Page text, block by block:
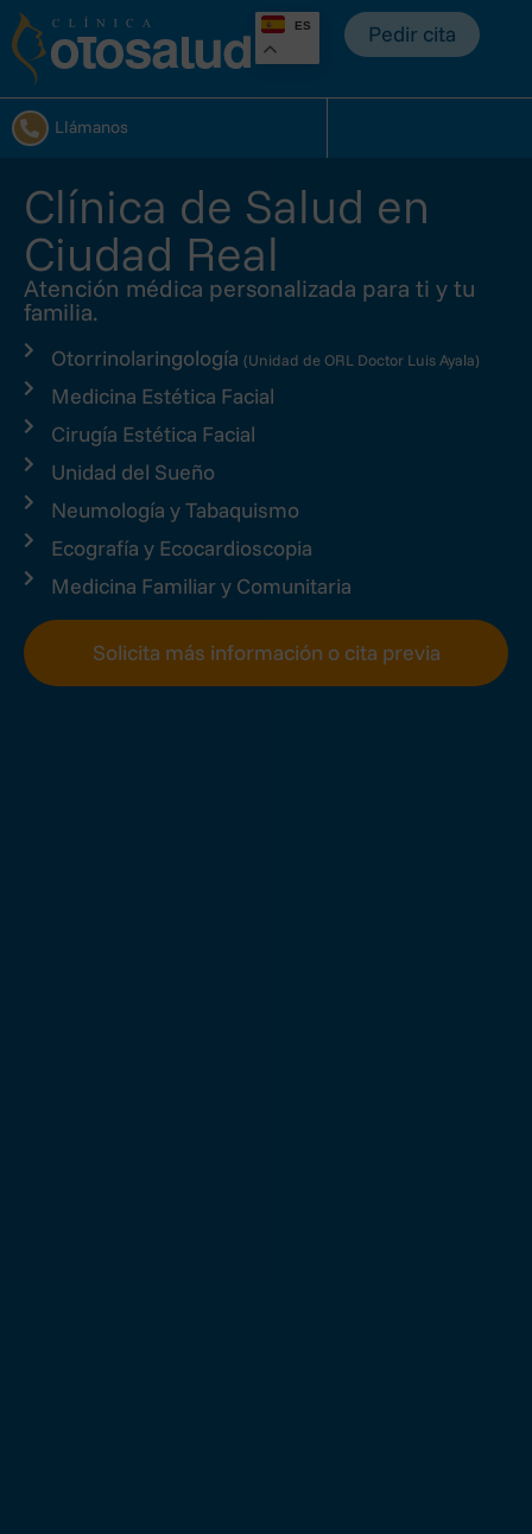
Pedir cita
ES
Llámanos
Clínica de Salud en
Ciudad Real
Atención médica personalizada para ti y tu
familia.
Otorrinolaringología (Unidad de ORL Doctor Luis Ayala)
Medicina Estética Facial
Cirugía Estética Facial
Unidad del Sueño
Neumología y Tabaquismo
Ecografía y Ecocardioscopia
Medicina Familiar y Comunitaria
Solicita más información o cita previa